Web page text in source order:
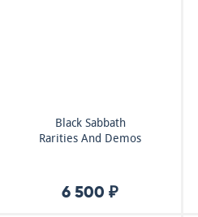
Black Sabbath
Rarities And Demos
6 500 ₽